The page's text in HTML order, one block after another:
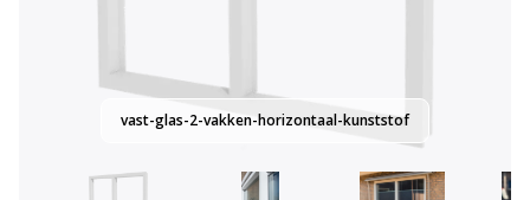
vast-glas-2-vakken-horizontaal-kunststof